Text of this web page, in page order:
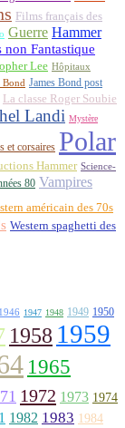
Films français des
Guerre Hammer
Fantastique
Lee Hôpitaux
Bond James Bond post
La classe Roger Soubie
Landi Mystère
et corsaires Polar
Hammer Science-
80 Vampires
américain des 70s
Western spaghetti des
1946 1947 1948 1949 1950
1958 1959
1965
1972 1973 1974
1982 1983 1984